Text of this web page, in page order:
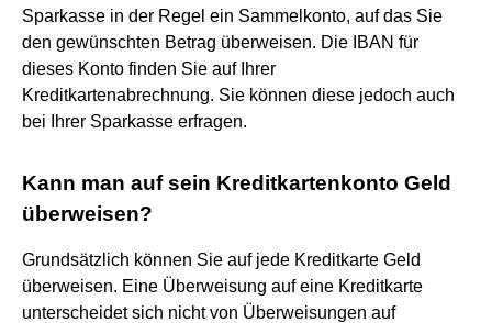
Sparkasse in der Regel ein Sammelkonto, auf das Sie
den gewünschten Betrag überweisen. Die IBAN für
dieses Konto finden Sie auf Ihrer
Kreditkartenabrechnung. Sie können diese jedoch auch
bei Ihrer Sparkasse erfragen.
Kann man auf sein Kreditkartenkonto Geld
überweisen?
Grundsätzlich können Sie auf jede Kreditkarte Geld
überweisen. Eine Überweisung auf eine Kreditkarte
unterscheidet sich nicht von Überweisungen auf